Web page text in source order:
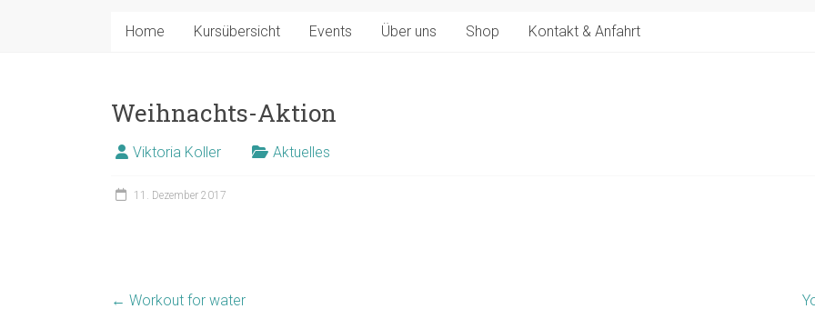
Fitness
Pump
Mobility
Home Kursübersicht Events Über uns Shop Kontakt & Anfahrt
Weihnachts-Aktion
Viktoria Koller Aktuelles
11. Dezember 2017
← Workout for water